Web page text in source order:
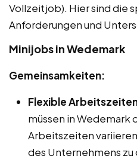
Vollzeitjob). Hier sind die
Anforderungen und
Minijobs in Wedemark
Gemeinsamkeiten:
Flexible
müssen in Wedemark
Arbeitszeiten
des Unternehmens zu